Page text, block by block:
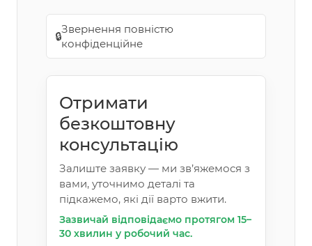
🔒
Звернення повністю
конфіденційне
Отримати
безкоштовну
консультацію
Залиште заявку — ми зв’яжемося з
вами, уточнимо деталі та
підкажемо, які дії варто вжити.
Зазвичай відповідаємо протягом 15–
30 хвилин у робочий час.